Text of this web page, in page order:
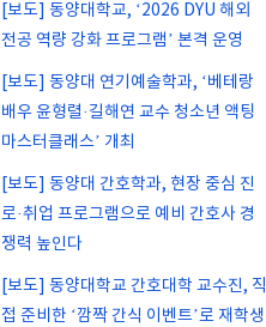
[보도] 동양대학교, ‘2026 DYU 해외
전공 역량 강화 프로그램’ 본격 운영
[보도] 동양대 연기예술학과, ‘베테랑
배우 윤형렬·길해연 교수 청소년 액팅
마스터클래스’ 개최
[보도] 동양대 간호학과, 현장 중심 진
로·취업 프로그램으로 예비 간호사 경
쟁력 높인다
[보도] 동양대학교 간호대학 교수진, 직
접 준비한 ‘깜짝 간식 이벤트’로 재학생